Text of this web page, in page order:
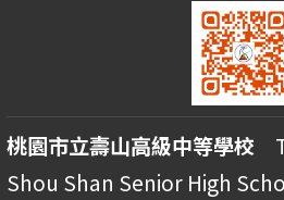
桃園市立壽山高級中等學校
Shou Shan Senior High